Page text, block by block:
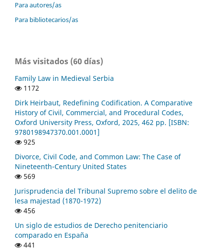
Para autores/as
Para bibliotecarios/as
Más visitados (60 días)
Family Law in Medieval Serbia
1172
Dirk Heirbaut, Redefining Codification. A Comparative
History of Civil, Commercial, and Procedural Codes,
Oxford University Press, Oxford, 2025, 462 pp. [ISBN:
9780198947370.001.0001]
925
Divorce, Civil Code, and Common Law: The Case of
Nineteenth-Century United States
569
Jurisprudencia del Tribunal Supremo sobre el delito de
lesa majestad (1870-1972)
456
Un siglo de estudios de Derecho penitenciario
comparado en España
441